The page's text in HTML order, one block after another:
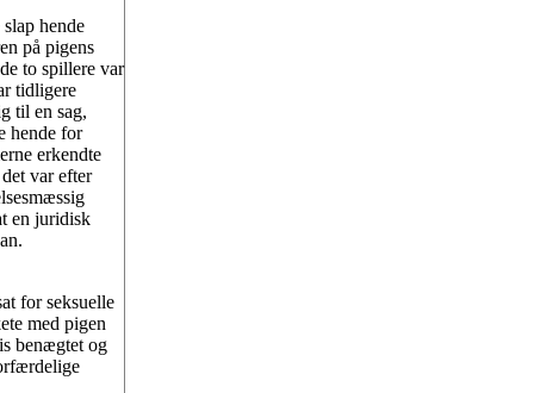
hende
på pigens
to spillere var
tidligere
til en sag,
hende for
erkendte
var efter
en juridisk
for seksuelle
med pigen
benægtet og